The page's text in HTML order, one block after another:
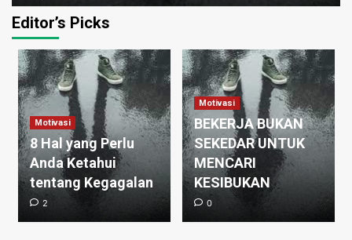
Editor’s Picks
Motivasi
8 Hal yang Perlu
Anda Ketahui
tentang Kegagalan
2
Motivasi
BEKERJA BUKAN
SEKEDAR UNTUK
MENCARI
KESIBUKAN
0
3
Hot Chocolate
The Bridge
4
Hot Chocolate
An Afternoon in the Park
Hot Chocolate